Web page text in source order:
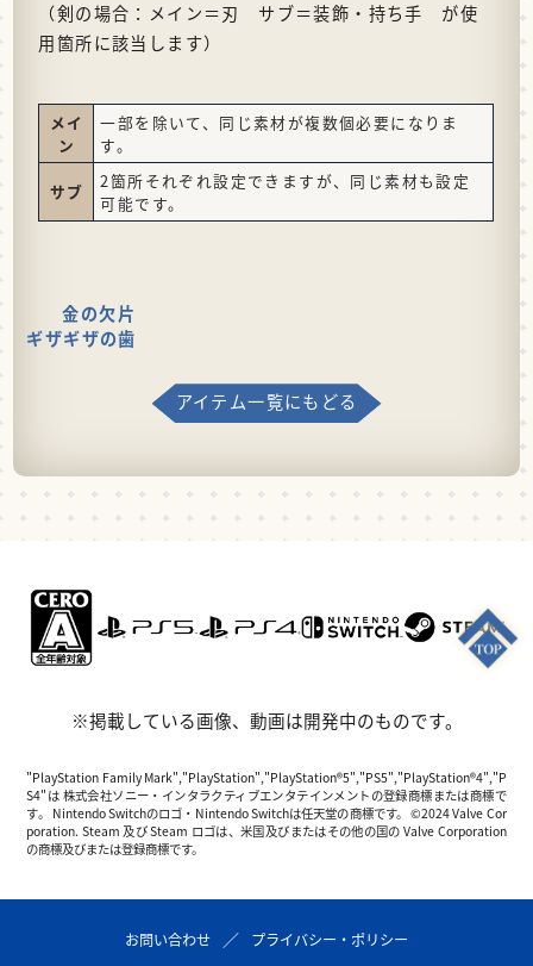
（剣の場合：メイン＝刃 サブ＝装飾・持ち手 が使
用箇所に該当します）
メイ
ン
一部を除いて、同じ素材が複数個必要になりま
す。
サブ
2箇所それぞれ設定できますが、同じ素材も設定
可能です。
金の欠片
ギザギザの歯
アイテム一覧にもどる
※掲載している画像、動画は開発中のものです。
"PlayStation Family Mark","PlayStation","PlayStation®5","PS5","PlayStation®4","P
S4"は 株式会社ソニー・インタラクティブエンタテインメントの登録商標または商標で
す。 Nintendo Switchのロゴ・Nintendo Switchは任天堂の商標です。 ©2024 Valve Cor
poration. Steam 及び Steam ロゴは、米国及びまたはその他の国の Valve Corporation
の商標及びまたは登録商標です。
お問い合わせ プライバシー・ポリシー